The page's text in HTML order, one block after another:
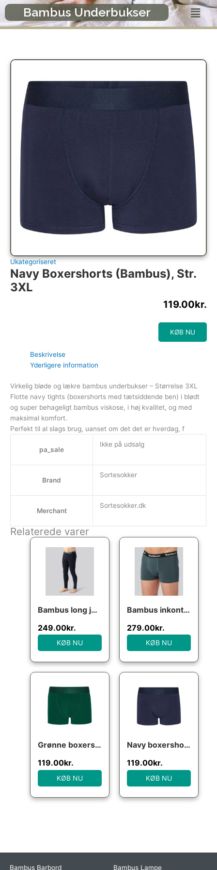
Gå
indholdet
Bambus Underbukser Menu
Ukategoriseret
Navy Boxershorts (bambus), Str.
3XL
119.00kr.
KØB NU
Beskrivelse
Yderligere information
Virkelig bløde og lækre bambus underbukser – Størrelse 3XL
Flotte navy tights (boxershorts med tætsiddende ben) i blødt
og super behageligt bambus viskose, i høj kvalitet, og med
maksimal komfort.
Perfekt til al slags brug, uanset om det det er hverdag, f
pa_sale
Ikke på udsalg
Brand
Sortesokker
Merchant
Sortesokker.dk
Relaterede varer
Bambus long johns i navy til mænd
249.00kr.
KØB NU
Bambus inkontinens underbukser i petrol
279.00kr.
KØB NU
Grønne boxershorts (bambus), str. 4XL
119.00kr.
KØB NU
Navy boxershorts (bambus), str. medium
119.00kr.
KØB NU
Bambus Barbord Bambus Lampe